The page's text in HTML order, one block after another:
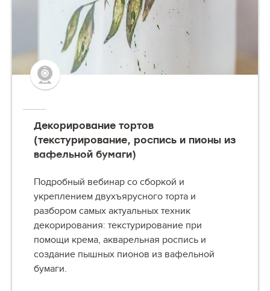
Декорирование тортов
(текстурирование, роспись и пионы из
вафельной бумаги)
Подробный вебинар со сборкой и
укреплением двухъярусного торта и
разбором самых актуальных техник
декорирования: текстурирование при
помощи крема, акварельная роспись и
создание пышных пионов из вафельной
бумаги.